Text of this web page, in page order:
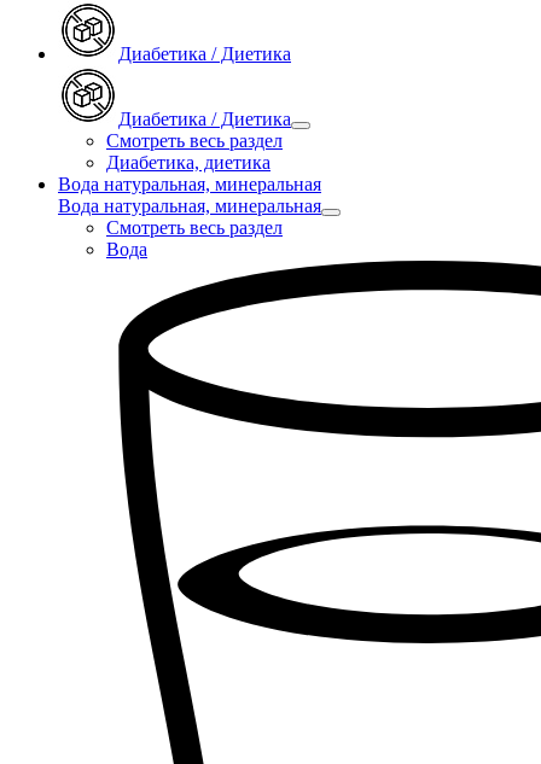
Диабетика / Диетика
Диабетика / Диетика
Смотреть весь раздел
Диабетика, диетика
Вода натуральная, минеральная
Вода натуральная, минеральная
Смотреть весь раздел
Вода